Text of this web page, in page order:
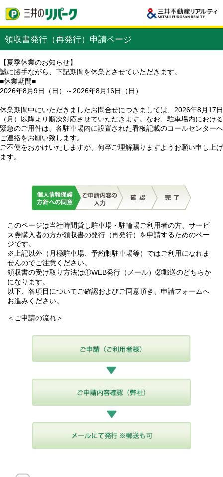
領収書発行（再発行）申請ページ
【夏季休業のお知らせ】
誠に勝手ながら、下記期間を休業とさせていただきます。
■休業期間■
2026年8月9日（日）～2026年8月16日（日）
休業期間中にいただきましたお問合せにつきましては、2026年8月17日
（月）以降より順次対応させていただきます。なお、駐車場内における
緊急のご用件は、各駐車場内に設置された看板記載のコールセンターへ
ご連絡をお願い致します。
ご不便をおかけいたしますが、何卒ご理解賜りますようお願い申し上げ
ます。
このページは当社時間貸し駐車場・駐輪場ご利用者の方、サービ
ス券購入者の方が領収書の発行（再発行）を申請するためのペー
ジです。
※上記以外（月極駐車場、予約制駐車場等）ではご利用になれま
せんのでご注意ください。
領収書の受け取り方法は①WEB発行（メール）②郵送のどちらか
になります。
以下、各項目についてご確認およびご同意頂き、申請フォームへ
お進みください。
＜ご申請の流れ＞